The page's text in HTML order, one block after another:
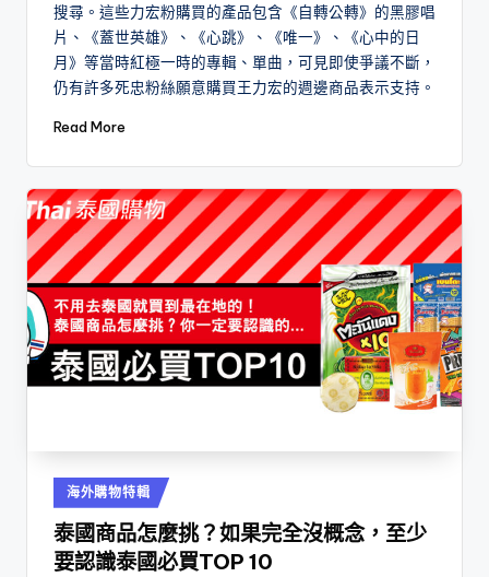
搜尋。這些力宏粉購買的產品包含《自轉公轉》的黑膠唱
片、《蓋世英雄》、《心跳》、《唯一》、《心中的日
月》等當時紅極一時的專輯、單曲，可見即使爭議不斷，
仍有許多死忠粉絲願意購買王力宏的週邊商品表示支持。
Read More
Posted
in
海外購物特輯
泰國商品怎麼挑？如果完全沒概念，至少
要認識泰國必買TOP 10